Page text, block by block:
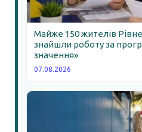
Майже 150 жителів
знайшли роботу за
значення»
07.08.2026